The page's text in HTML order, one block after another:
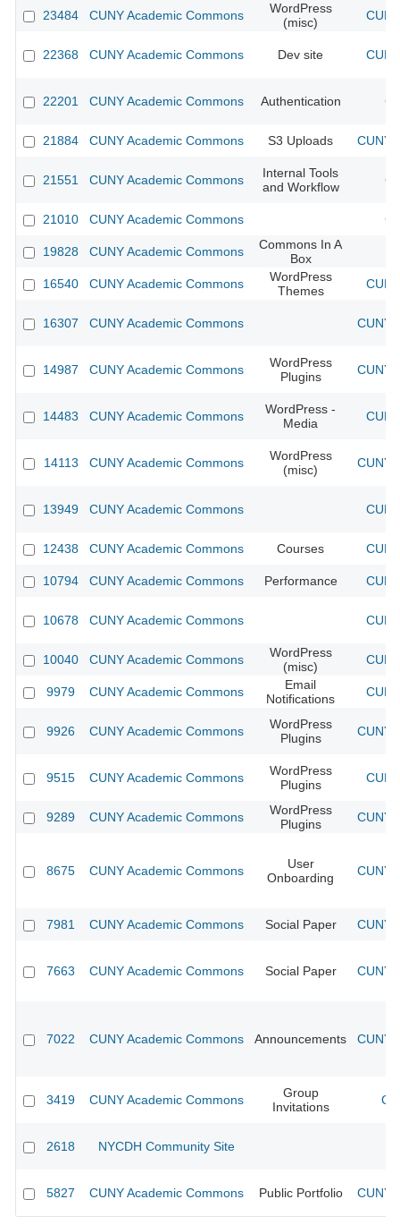
23484 CUNY Academic Commons
WordPress
(misc)
22368 CUNY Academic Commons Dev site
22201 CUNY Academic Commons Authentication
21884 CUNY Academic Commons S3 Uploads CUNY
21551 CUNY Academic Commons
Internal Tools
and Workflow
21010 CUNY Academic Commons
19828 CUNY Academic Commons
Commons In A
Box
16540
CUNY Academic Commons
WordPress
Themes
16307 CUNY Academic Commons CUNY
14987 CUNY Academic Commons
WordPress
Plugins
CUNY
14483 CUNY Academic Commons
WordPress -
Media
14113 CUNY Academic Commons
WordPress
(misc)
CUNY
13949 CUNY Academic Commons
12438 CUNY Academic Commons Courses
10794 CUNY Academic Commons Performance
10678 CUNY Academic Commons
10040 CUNY Academic Commons
WordPress
(misc)
9979 CUNY Academic Commons
Email
Notifications
9926 CUNY Academic Commons
WordPress
Plugins
CUNY
9515 CUNY Academic Commons
WordPress
Plugins
9289 CUNY Academic Commons
WordPress
Plugins
CUNY
8675 CUNY Academic Commons
User
Onboarding
CUNY
7981 CUNY Academic Commons Social Paper CUNY
7663 CUNY Academic Commons Social Paper CUNY
7022 CUNY Academic Commons Announcements CUNY
3419 CUNY Academic Commons
Group
Invitations
2618 NYCDH Community Site
5827 CUNY Academic Commons Public Portfolio CUNY